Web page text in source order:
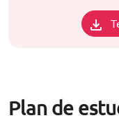
Plan de